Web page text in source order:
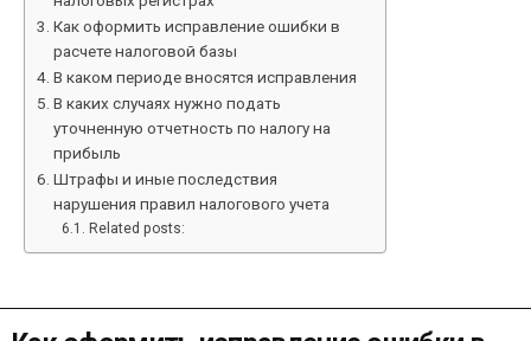
Как оформить исправление ошибки в
расчете налоговой базы
В каком периоде вносятся исправления
В каких случаях нужно подать
уточненную отчетность по налогу на
прибыль
Штрафы и иные последствия
нарушения правил налогового учета
Related posts: